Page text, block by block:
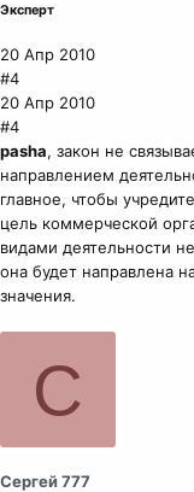
Эксперт
20 Апр 2010
#4
20 Апр 2010
#4
pasha, закон не
направлением
главное, чтобы
цель коммерческой
видами деятельности
она будет направлена
значения.
С
Сергей 777